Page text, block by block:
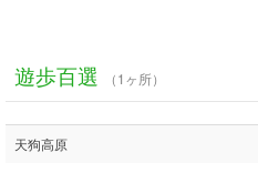
遊歩百選 （1ヶ所）
天狗高原